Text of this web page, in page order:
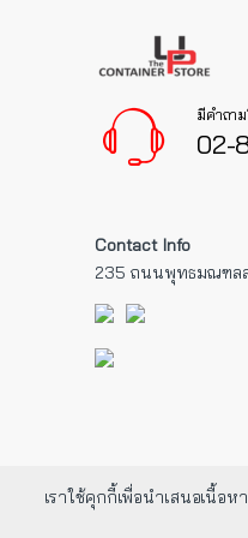
เราใช้คุกกี้เพื่อนำเสนอเนื้
มีคำถา
02-
Contact Info
235 ถนนพุทธมณฑลส